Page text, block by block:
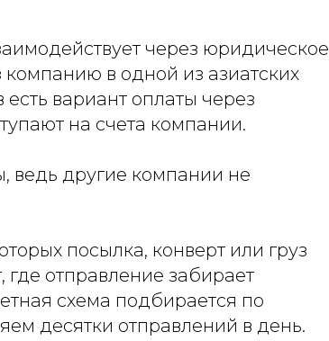
через юридическое
в одной из азиатских
вариант оплаты через
на счета компании.
ведь другие компании не
посылка, конверт или груз
отправление забирает
схема подбирается по
десятки отправлений в день.